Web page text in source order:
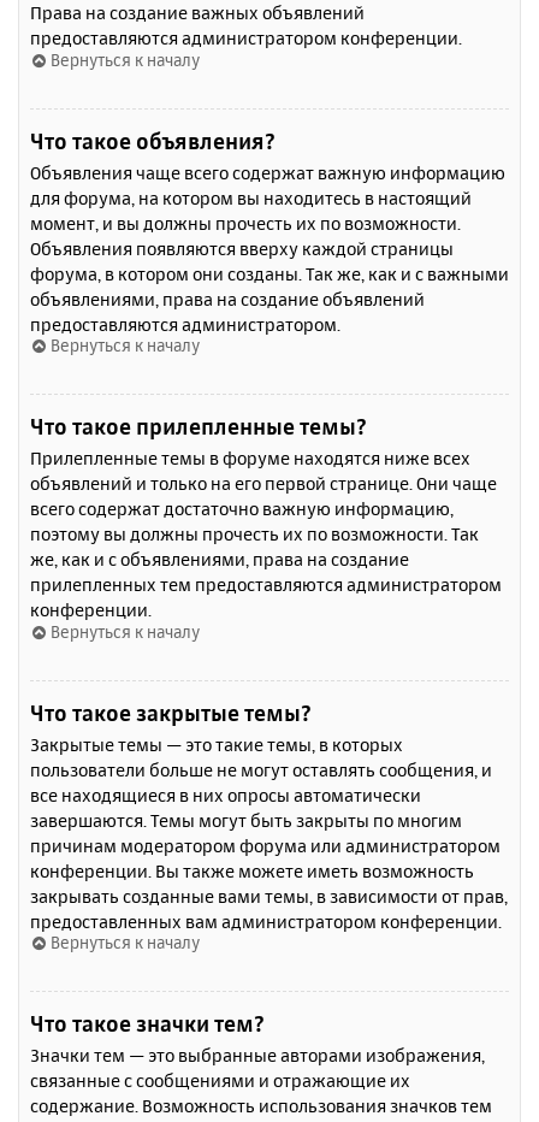
Права на создание важных объявлений
предоставляются администратором конференции.
Вернуться к началу
Что такое объявления?
Объявления чаще всего содержат важную информацию
для форума, на котором вы находитесь в настоящий
момент, и вы должны прочесть их по возможности.
Объявления появляются вверху каждой страницы
форума, в котором они созданы. Так же, как и с важными
объявлениями, права на создание объявлений
предоставляются администратором.
Вернуться к началу
Что такое прилепленные темы?
Прилепленные темы в форуме находятся ниже всех
объявлений и только на его первой странице. Они чаще
всего содержат достаточно важную информацию,
поэтому вы должны прочесть их по возможности. Так
же, как и с объявлениями, права на создание
прилепленных тем предоставляются администратором
конференции.
Вернуться к началу
Что такое закрытые темы?
Закрытые темы — это такие темы, в которых
пользователи больше не могут оставлять сообщения, и
все находящиеся в них опросы автоматически
завершаются. Темы могут быть закрыты по многим
причинам модератором форума или администратором
конференции. Вы также можете иметь возможность
закрывать созданные вами темы, в зависимости от прав,
предоставленных вам администратором конференции.
Вернуться к началу
Что такое значки тем?
Значки тем — это выбранные авторами изображения,
связанные с сообщениями и отражающие их
содержание. Возможность использования значков тем